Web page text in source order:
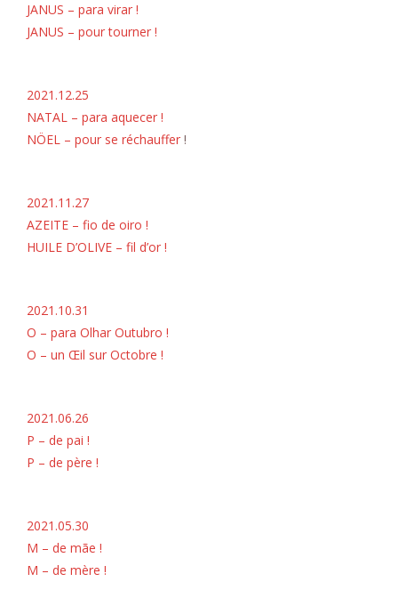
JANUS – para virar !
JANUS – pour tourner !
2021.12.25
NATAL – para aquecer !
NÖEL – pour se réchauffer !
2021.11.27
AZEITE – fio de oiro !
HUILE D’OLIVE – fil d’or !
2021.10.31
O – para Olhar Outubro !
O – un Œil sur Octobre !
2021.06.26
P – de pai !
P – de père !
2021.05.30
M – de mãe !
M – de mère !